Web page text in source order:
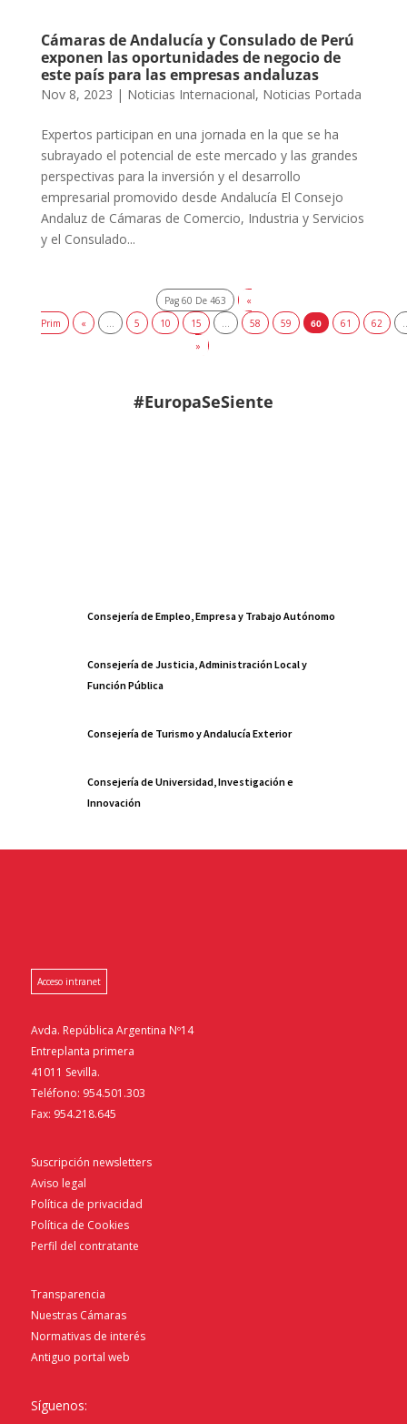
Cámaras de Andalucía y Consulado de Perú
exponen las oportunidades de negocio de
este país para las empresas andaluzas
Nov 8, 2023 | Noticias Internacional, Noticias Portada
Expertos participan en una jornada en la que se ha
subrayado el potencial de este mercado y las grandes
perspectivas para la inversión y el desarrollo
empresarial promovido desde Andalucía El Consejo
Andaluz de Cámaras de Comercio, Industria y Servicios
y el Consulado...
Pag 60 De 463
«
Prim
« 5 10 15 58 59 60 61 62
»
#EuropaSeSiente
Consejería de Empleo, Empresa y Trabajo Autónomo
Consejería de Justicia, Administración Local y
Función Pública
Consejería de Turismo y Andalucía Exterior
Consejería de Universidad, Investigación e
Innovación
Acceso intranet
Avda. República Argentina Nº14
Entreplanta primera
41011 Sevilla.
Teléfono: 954.501.303
Fax: 954.218.645
Suscripción newsletters
Aviso legal
Política de privacidad
Política de Cookies
Perfil del contratante
Transparencia
Nuestras Cámaras
Normativas de interés
Antiguo portal web
Síguenos: